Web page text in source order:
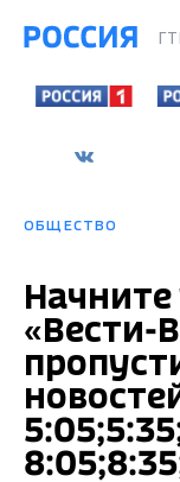
ОБЩЕСТВО
Начните
«Вести-